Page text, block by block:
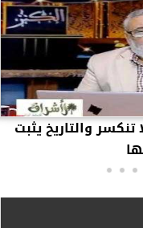
والتاريخ يثبت